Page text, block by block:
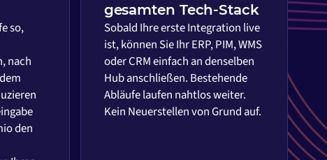
so,
nach
den
gesamten Tech-Stack
Sobald Ihre erste Integration live
ist, können Sie Ihr ERP, PIM, WMS
oder CRM einfach an denselben
Hub anschließen. Bestehende
Abläufe laufen nahtlos weiter.
Kein Neuerstellen von Grund auf.